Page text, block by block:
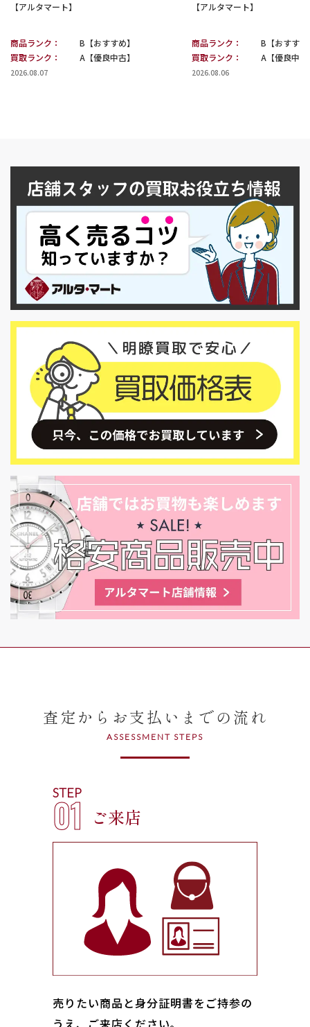
【アルタマート】
商品ランク：
B【おすすめ】
買取ランク：
A【優良中古】
2026.08.07
【アルタマート】
商品ランク：
B【おすすめ
買取ランク：
A【優良中古
2026.08.06
査定からお支払いまでの流れ
ASSESSMENT STEPS
STEP
01 ご来店
売りたい商品と身分証明書をご持参の
うえ、ご来店ください｡